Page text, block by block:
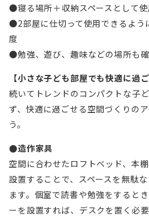
●寝る場所＋収納スペースとして
●2部屋に仕切って使用できるよ
度
●勉強、遊び、趣味などの場所も
【小さな子ども部屋でも快適に過ご
続いてトレンドのコンパクトな子
ず、快適に過ごせる空間づくりの
う。
●造作家具
空間に合わせたロフトベッド、本
設置することで、スペースを無駄
ます。個室で読書や勉強をすると
ーを設置すれば、デスクを置く必要